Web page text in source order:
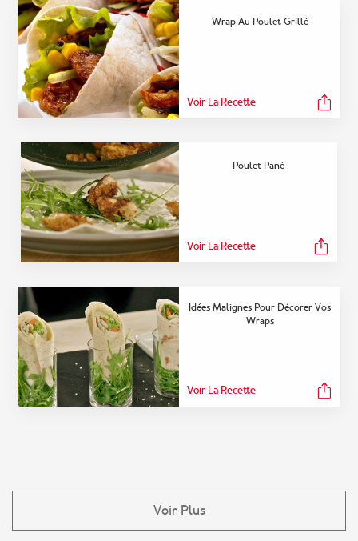
Wrap Au Poulet Grillé
Voir La Recette
Poulet Pané
Voir La Recette
Idées Malignes Pour Décorer Vos
Wraps
Voir La Recette
Voir Plus